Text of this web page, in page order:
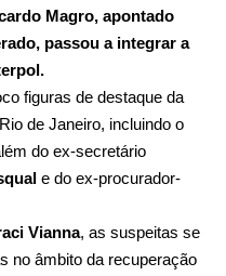
Magro, apontado
passou a integrar a
figuras de destaque da
de Janeiro, incluindo o
do ex-secretário
e do ex-procurador-
Vianna, as suspeitas se
no âmbito da recuperação